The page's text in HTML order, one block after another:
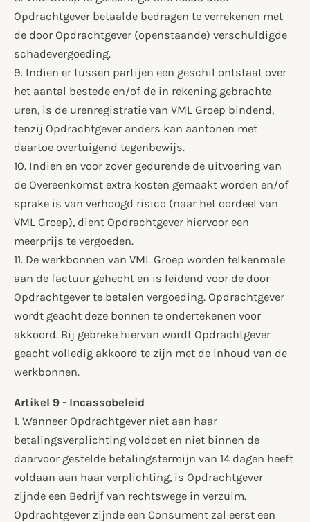
Opdrachtgever betaalde bedragen te verrekenen met
de door Opdrachtgever (openstaande) verschuldigde
schadevergoeding.
9. Indien er tussen partijen een geschil ontstaat over
het aantal bestede en/of de in rekening gebrachte
uren, is de urenregistratie van VML Groep bindend,
tenzij Opdrachtgever anders kan aantonen met
daartoe overtuigend tegenbewijs.
10. Indien en voor zover gedurende de uitvoering van
de Overeenkomst extra kosten gemaakt worden en/of
sprake is van verhoogd risico (naar het oordeel van
VML Groep), dient Opdrachtgever hiervoor een
meerprijs te vergoeden.
11. De werkbonnen van VML Groep worden telkenmale
aan de factuur gehecht en is leidend voor de door
Opdrachtgever te betalen vergoeding. Opdrachtgever
wordt geacht deze bonnen te ondertekenen voor
akkoord. Bij gebreke hiervan wordt Opdrachtgever
geacht volledig akkoord te zijn met de inhoud van de
werkbonnen.
Artikel 9 - Incassobeleid
1. Wanneer Opdrachtgever niet aan haar
betalingsverplichting voldoet en niet binnen de
daarvoor gestelde betalingstermijn van 14 dagen heeft
voldaan aan haar verplichting, is Opdrachtgever
zijnde een Bedrijf van rechtswege in verzuim.
Opdrachtgever zijnde een Consument zal eerst een